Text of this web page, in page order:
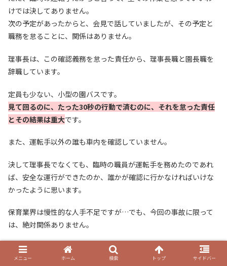
けでは決してありません。
次の予定があったからと、会見で話していましたが、その予定と
職務を怠ることに、関係はありません。
理事長は、この確認義務を怠った責任から、理事長職と園長職を
辞職しています。
定員も少ない、小型の園バスです。
見て回るのに、たった30秒の行動で済むのに、それを怠った責任
とその結果は重大です。
また、運転手以外の誰も車内を確認していません。
決して理事長でなくても、臨時の職員が運転手を務めたのであれ
ば、安全な運行ができたのか、誰かが確認に行かなければいけな
かったように思います。
保育業界は慢性的な人手不足ですが…でも、今回の事故に限って
は、絶対関係ありません。
園バスから子供を降ろす際に、補助に入る先生が必要な時間っ
て、どんな多く見積もっても最大で５分です。
メニュー ホーム 検索 トップ サイドバー